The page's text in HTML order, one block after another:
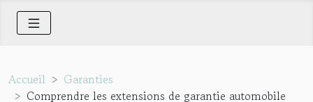
Accueil
Garanties
Comprendre les extensions de garantie automobile